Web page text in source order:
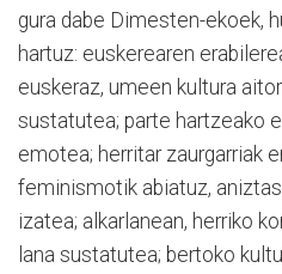
gura dabe Dimesten-ekoek,
hartuz: euskerearen
euskeraz, umeen kultura
sustatutea; parte hartzeako
emotea; herritar zaurgarriak
feminismotik abiatuz,
izatea; alkarlanean, herriko
lana sustatutea; bertoko